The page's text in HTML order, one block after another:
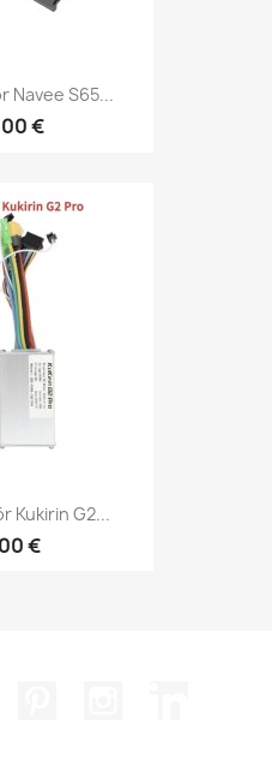
Navee S65...
€
Kukirin G2...
€